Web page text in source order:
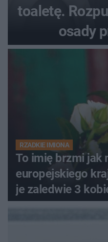
toaletę.
osady
RZADKIE IMIONA
To imię brzmi jak
europejskiego
je zaledwie 3